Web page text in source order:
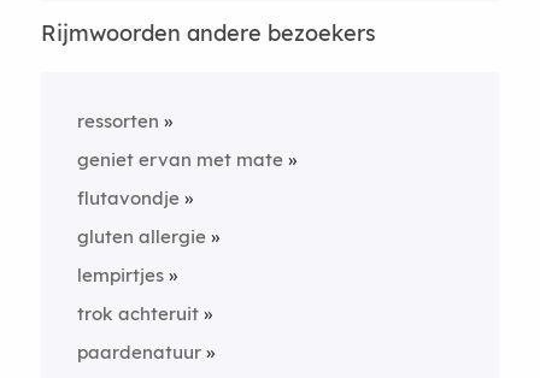
Rijmwoorden andere bezoekers
ressorten
geniet ervan met mate
flutavondje
gluten allergie
lempirtjes
trok achteruit
paardenatuur